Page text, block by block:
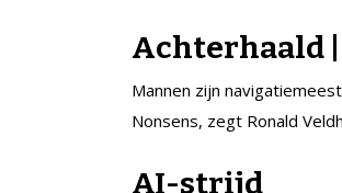
Achterhaald
Mannen zijn
Nonsens, zegt Ronald
AI-strijd